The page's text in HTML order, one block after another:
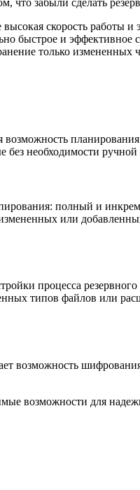
скорость работы
быстрое и
только измененных
без необходимости
полный и
или
процесса
типов файлов или
возможность
возможности для